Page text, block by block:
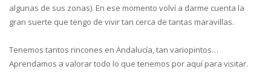
algunas de sus zonas). En ese momento volví a darme cuenta la
gran suerte que tengo de vivir tan cerca de tantas maravillas.
Tenemos tantos rincones en Andalucía, tan variopintos…
Aprendamos a valorar todo lo que tenemos por aquí para visitar.